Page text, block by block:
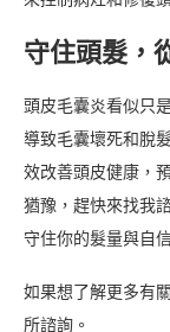
守住頭髮，
頭皮毛囊炎看似只
導致毛囊壞死和脫
效改善頭皮健康，
猶豫，趕快來找我
守住你的髮量與自信
如果想了解更多有關
所諮詢。